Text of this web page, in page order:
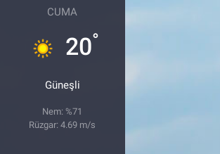
CUMA
20°
Güneşli
Nem: %71
Rüzgar: 4.69 m/s